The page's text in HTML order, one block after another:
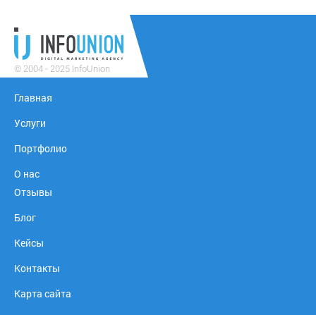
© 2004 - 2025 InfoUnion
Главная
Услуги
Портфолио
О нас
Отзывы
Блог
Кейсы
Контакты
Карта сайта